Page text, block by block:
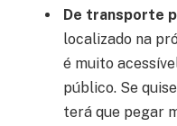
De transporte
localizado na
é muito
público. Se
terá que pegar